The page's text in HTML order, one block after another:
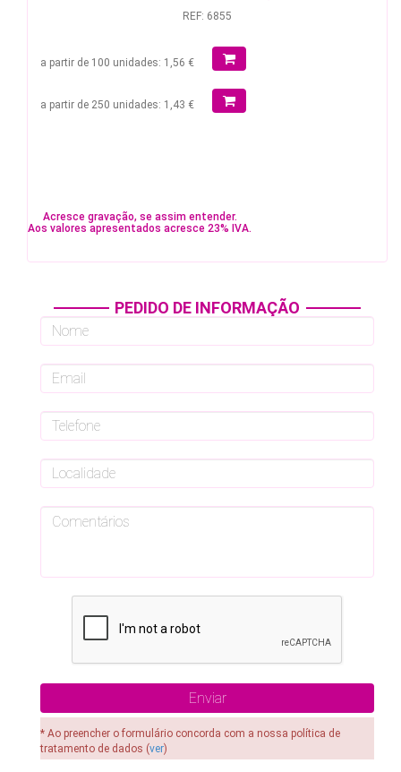
REF: 6855
a partir de 100 unidades: 1,56 €
a partir de 250 unidades: 1,43 €
Acresce gravação, se assim entender.
Aos valores apresentados acresce 23% IVA.
PEDIDO DE INFORMAÇÃO
* Ao preencher o formulário concorda com a nossa política de
tratamento de dados (ver)